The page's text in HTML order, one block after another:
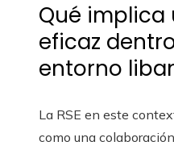
Qué implica
eficaz
entorno
La RSE en este
como una